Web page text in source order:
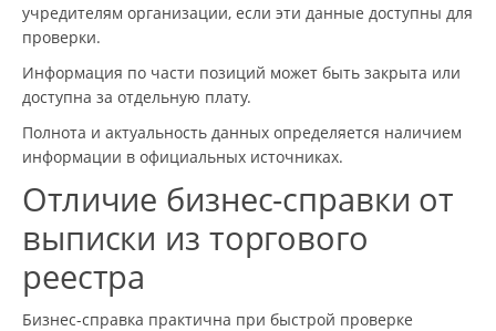
учредителям организации, если эти данные доступны для
проверки.
Информация по части позиций может быть закрыта или
доступна за отдельную плату.
Полнота и актуальность данных определяется наличием
информации в официальных источниках.
Отличие бизнес-справки от
выписки из торгового
реестра
Бизнес-справка практична при быстрой проверке